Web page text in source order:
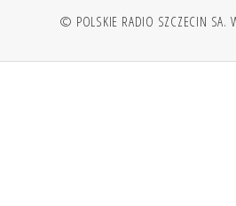
© POLSKIE RADIO SZCZECIN SA.